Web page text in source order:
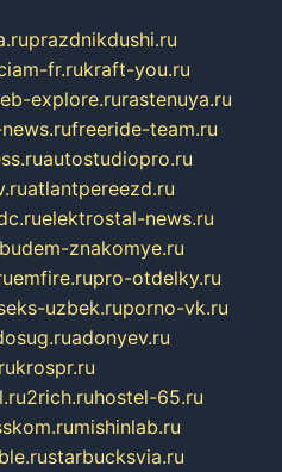
prazdnikdushi.ru
fr.rukraft-you.ru
explore.rurastenuya.ru
freeride-team.ru
autostudiopro.ru
atlantpereezd.ru
elektrostal-news.ru
budem-znakomye.ru
emfire.rupro-otdelky.ru
uzbek.ruporno-vk.ru
adonyev.ru
krospr.ru
2rich.ruhostel-65.ru
mishinlab.ru
starbucksvia.ru